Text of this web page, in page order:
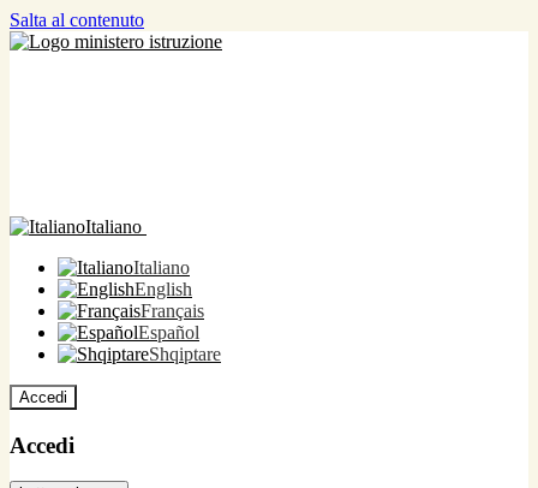
Salta al contenuto
Italiano
Italiano
English
Français
Español
Shqiptare
Accedi
Accedi